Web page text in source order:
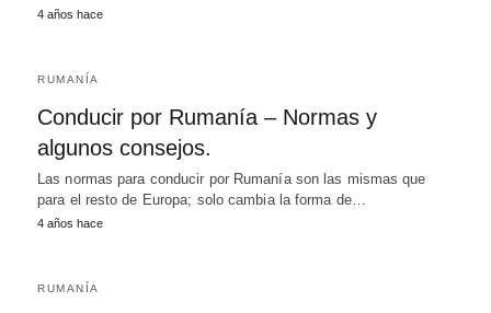
4 años hace
RUMANÍA
Conducir por Rumanía – Normas y
algunos consejos.
Las normas para conducir por Rumanía son las mismas que
para el resto de Europa; solo cambia la forma de…
4 años hace
RUMANÍA